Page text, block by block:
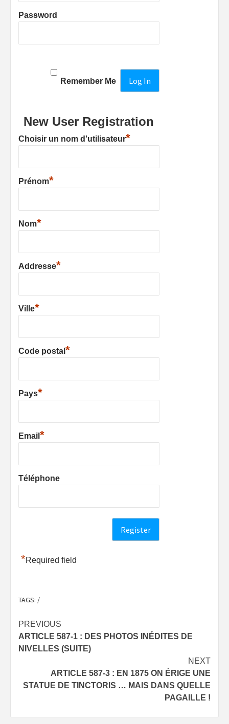
Password
Remember Me
New User Registration
Choisir un nom d'utilisateur*
Prénom*
Nom*
Addresse*
Ville*
Code postal *
Pays*
Email *
Téléphone
*Required field
TAGS: /
Post
navigation
PREVIOUS
ARTICLE 587-1 : DES PHOTOS INÉDITES DE
NIVELLES (SUITE)
NEXT
ARTICLE 587-3 : EN 1875 ON ÉRIGE UNE
STATUE DE TINCTORIS … MAIS DANS QUELLE
PAGAILLE !